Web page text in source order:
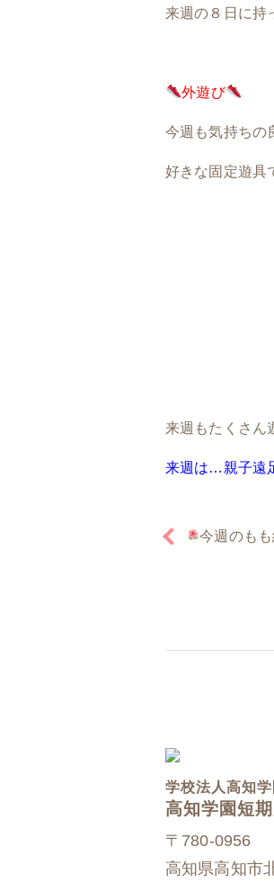
来週の８日に持
外遊び
今週も気持ちの
好きな固定遊具
来週もたくさん
来週は…親子遠
今週のも
学校法人高知学
高知学園短
〒780-0956
高知県高知市